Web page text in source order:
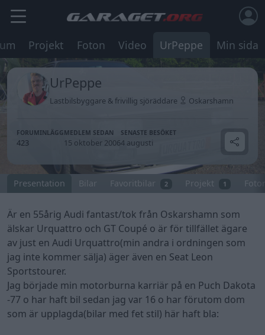
Projekt Foton Video UrPeppe Min sida
UrPeppe
Lastbilsbyggare & frivillig sjöräddare Oskarshamn
FORUMINLÄGG
423
MEDLEM SEDAN
15 oktober 2006
SENASTE BESÖKET
4 augusti
Presentation Bilar Favoritbilar 2 Projekt 1
Är en 55årig Audi fantast/tok från Oskarshamn som
älskar Urquattro och GT Coupé o är för tillfället ägare
av just en Audi Urquattro(min andra i ordningen som
jag inte kommer sälja) äger även en Seat Leon
Sportstourer.
Jag började min motorburna karriär på en Puch Dakota
-77 o har haft bil sedan jag var 16 o har förutom dom
som är upplagda(bilar med fet stil) här haft bla: